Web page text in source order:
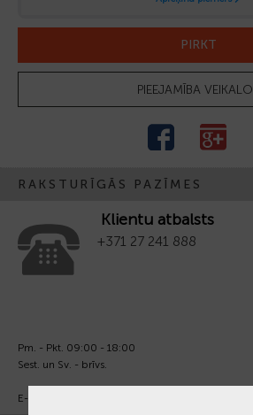
PIRKT
PIEEJAMĪBA
RAKSTURĪGĀS PAZĪMES
Klientu atbalsts
+371 27 241 888
Pm. - Pkt. 09:00 - 18:00
Sest. un Sv. - brīvs.
E-pasts: